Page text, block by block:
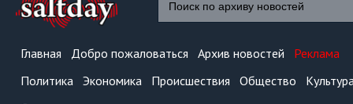
Главная Добро пожаловаться Архив новостей
Реклама
Политика Экономика Происшествия Общество